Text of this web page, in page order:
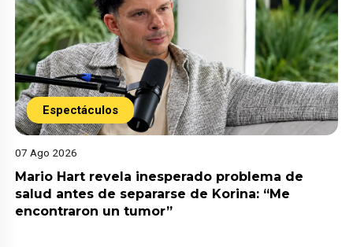
Espectáculos
07 Ago 2026
Mario Hart revela inesperado problema de
salud antes de separarse de Korina: “Me
encontraron un tumor”